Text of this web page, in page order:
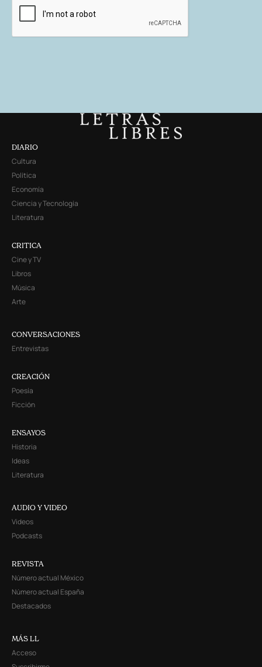
DIARIO
Cultura
Política
Economía
Ciencia y Tecnología
Literatura
CRITICA
Cine y TV
Libros
Música
Arte
CONVERSACIONES
Entrevistas
CREACIÓN
Poesía
Ficción
ENSAYOS
Historia
Ideas
Literatura
AUDIO Y VIDEO
Videos
Podcasts
REVISTA
Número actual México
Número actual España
Destacados
MÁS LL
Acceso